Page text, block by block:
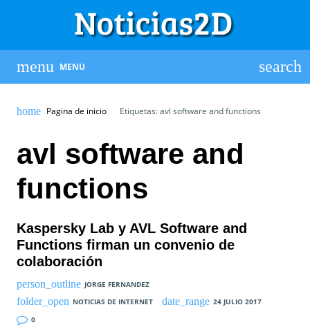
MENU
Pagina de inicio Etiquetas: avl software and functions
avl software and
functions
Kaspersky Lab y AVL Software and
Functions firman un convenio de
colaboración
JORGE FERNANDEZ
NOTICIAS DE INTERNET
24 JULIO 2017
0